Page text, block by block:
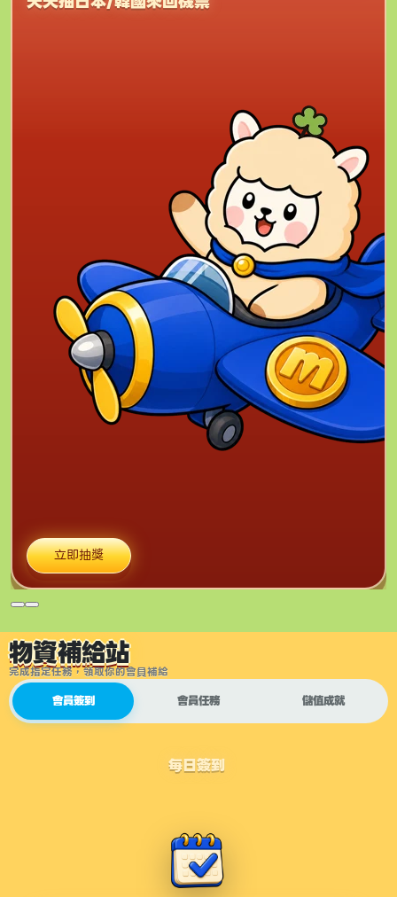
立即抽獎
物資補給站
完成指定任務，領取你的會員補給
會員簽到 會員任務 儲值成就
每日簽到